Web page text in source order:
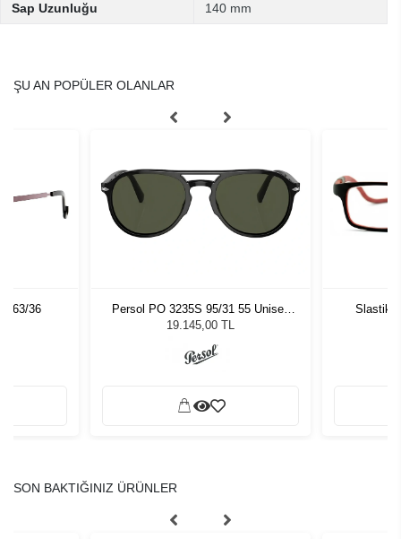
Sap Uzunluğu 140 mm
ŞU AN POPÜLER OLANLAR
C63/36
Persol PO 3235S 95/31 55 Unisex
Güneş Gözlüğü
19.145,00 TL
Slastik
SON BAKTIĞINIZ ÜRÜNLER